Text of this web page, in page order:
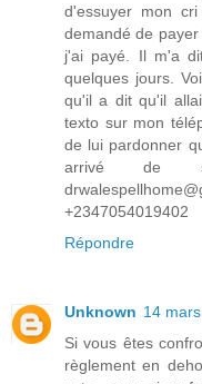
d'essuyer mon
demandé de payer
j'ai payé. Il m'a
quelques jours.
qu'il a dit qu'il
texto sur mon
de lui pardonner
arrivé de
+2347054019402
Répondre
Unknown 14
Si vous êtes
règlement en